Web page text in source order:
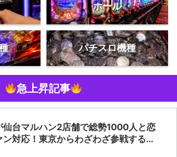
ホール
パチスロ機種
急上昇記事
仙台マルハン2店舗で総勢1000人と恋
ン対応！東京からわざわざ参戦する...